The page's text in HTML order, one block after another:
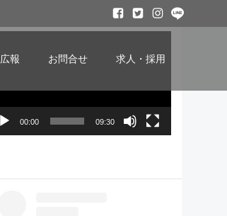
広報 お問合せ 求人・採用
00:00 09:30